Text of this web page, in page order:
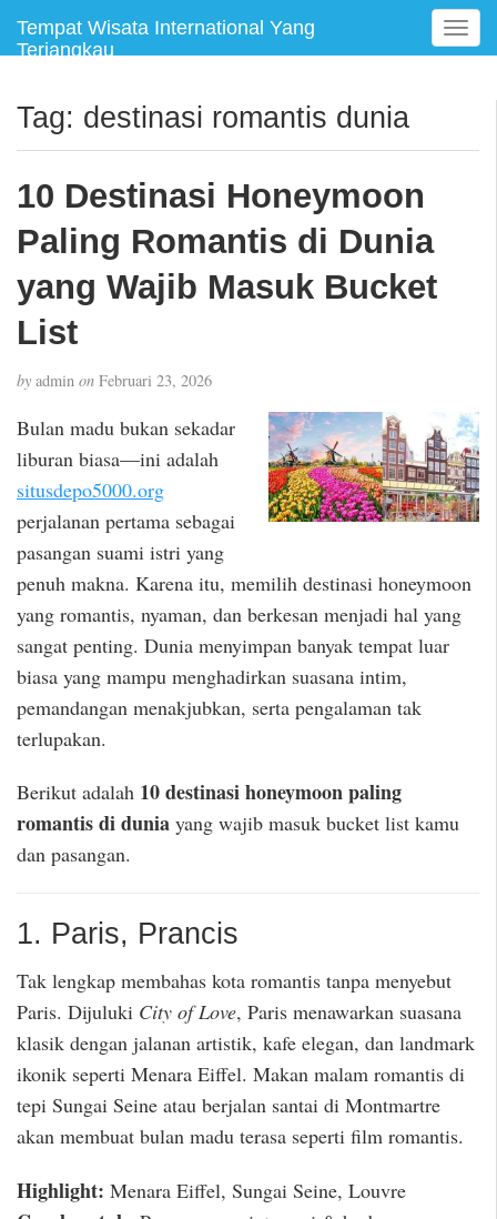
Tempat Wisata International Yang
Terjangkau
T
o
e
Tag: destinasi romantis dunia
10 Destinasi Honeymoon
Paling Romantis di Dunia
yang Wajib Masuk Bucket
List
by admin on Februari 23, 2026
Bulan madu bukan sekadar
liburan biasa—ini adalah
situsdepo5000.org
perjalanan pertama sebagai
pasangan suami istri yang
penuh makna. Karena itu, memilih destinasi honeymoon
yang romantis, nyaman, dan berkesan menjadi hal yang
sangat penting. Dunia menyimpan banyak tempat luar
biasa yang mampu menghadirkan suasana intim,
pemandangan menakjubkan, serta pengalaman tak
terlupakan.
Berikut adalah 10 destinasi honeymoon paling
romantis di dunia yang wajib masuk bucket list kamu
dan pasangan.
1. Paris, Prancis
Tak lengkap membahas kota romantis tanpa menyebut
Paris. Dijuluki City of Love, Paris menawarkan suasana
klasik dengan jalanan artistik, kafe elegan, dan landmark
ikonik seperti Menara Eiffel. Makan malam romantis di
tepi Sungai Seine atau berjalan santai di Montmartre
akan membuat bulan madu terasa seperti film romantis.
Highlight: Menara Eiffel, Sungai Seine, Louvre